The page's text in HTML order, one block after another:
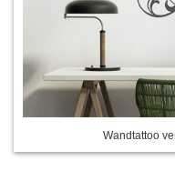
Wandtattoo